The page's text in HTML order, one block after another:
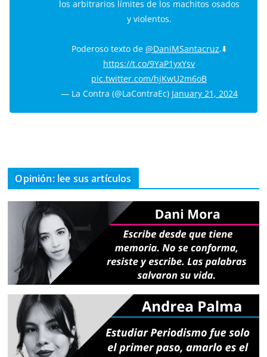
los arbitrarios límites de los machitos osados
y violentos.
Poderoso texto de @DaniMSantacruz.⬇️
https://t.co/9YaP1yxYsv
pic.twitter.com/hjKwU2m6oB
— La Contra (@LaContraEc) January 21, 2024
Opinión: lee sus artículos